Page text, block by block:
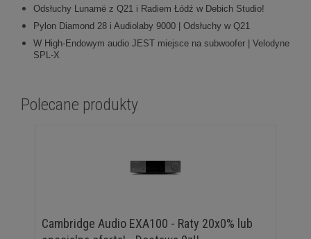
Odsłuchy Lunamë z Q21 i Radiem Łódź w Debich Studio!
Pylon Diamond 28 i Audiolaby 9000 | Odsłuchy w Q21
W High-Endowym audio JEST miejsce na subwoofer | Velodyne
SPL-X
Polecane produkty
Cambridge Audio EXA100 - Raty 20x0% lub